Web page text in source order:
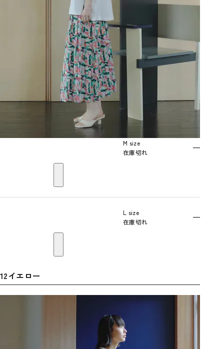
M size
在庫切れ
—
L size
在庫切れ
—
12イエロー